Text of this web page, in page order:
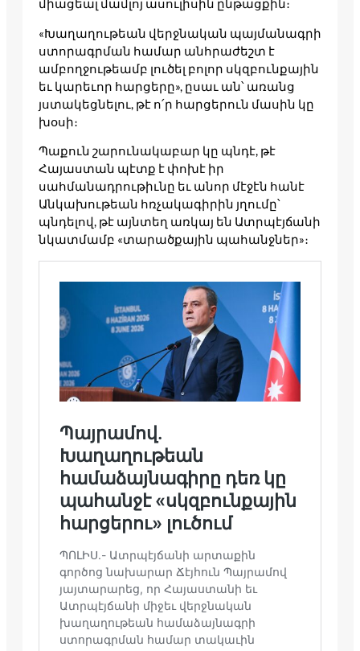
միացեալ մամլոյ ասուլիսին ընթացքին։
«Խաղաղութեան վերջնական պայմանագրի
ստորագրման համար անհրաժեշտ է
ամբողջութեամբ լուծել բոլոր սկզբունքային
եւ կարեւոր հարցերը», ըսաւ ան՝ առանց
յստակեցնելու, թէ ո՛ր հարցերուն մասին կը
խօսի։
Պաքուն շարունակաբար կը պնդէ, թէ
Հայաստան պէտք է փոխէ իր
սահմանադրութիւնը եւ անոր մէջէն հանէ
Անկախութեան հռչակագիրին յղումը՝
պնդելով, թէ այնտեղ առկայ են Ատրպէյճանի
նկատմամբ «տարածքային պահանջներ»։